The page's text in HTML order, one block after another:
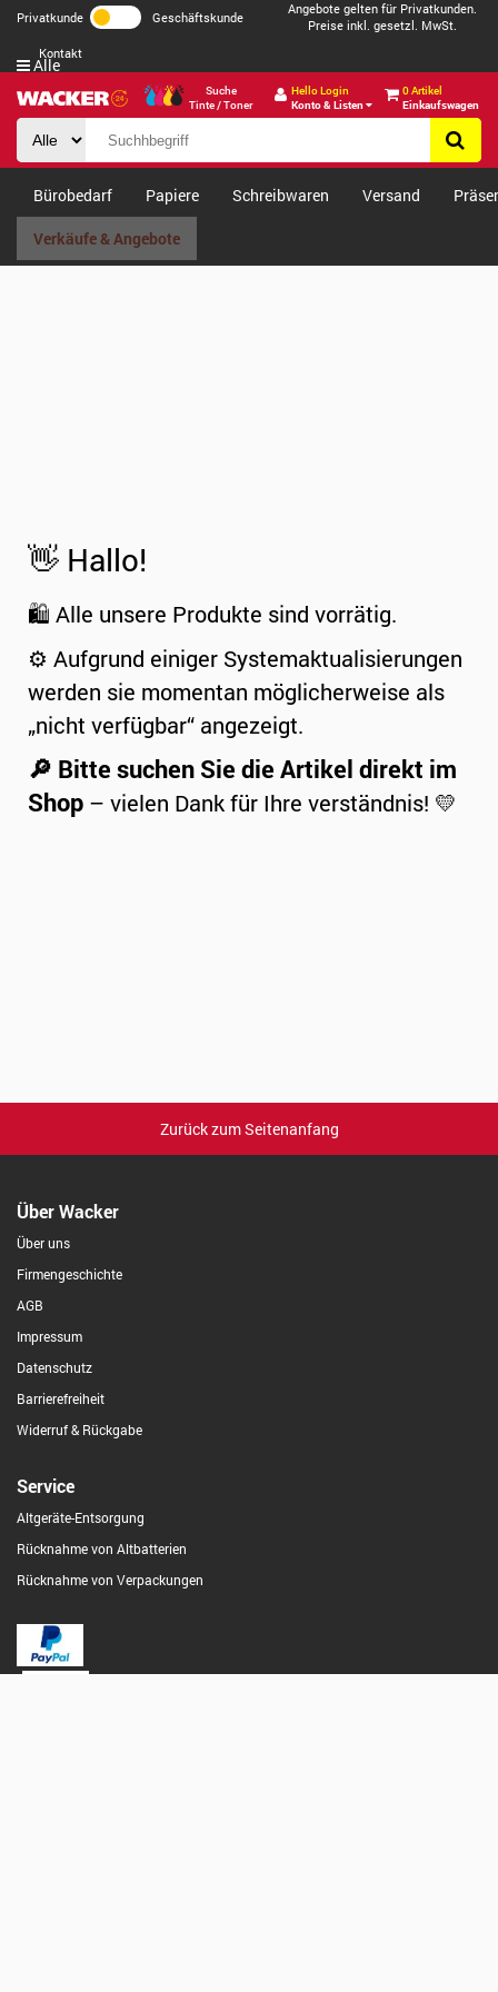
Privatkunde Geschäftskunde
Angebote gelten für Privatkunden.
Preise inkl. gesetzl. MwSt.
Kontakt
Suche
Tinte / Toner
Hello Login
Konto & Listen
0 Artikel
Einkaufswagen
Alle
Bürobedarf Papiere Schreibwaren Versand
Verkäufe & Angebote
👋 Hallo!
🛍️ Alle unsere Produkte sind vorrätig.
⚙️ Aufgrund einiger Systemaktualisierungen
werden sie momentan möglicherweise als
„nicht verfügbar“ angezeigt.
🔎 Bitte suchen Sie die Artikel direkt im
Shop – vielen Dank für Ihre verständnis! 💛
Zurück zum Seitenanfang
Über Wacker
Über uns
Firmengeschichte
AGB
Impressum
Datenschutz
Barrierefreiheit
Widerruf & Rückgabe
Service
Altgeräte-Entsorgung
Rücknahme von Altbatterien
Rücknahme von Verpackungen